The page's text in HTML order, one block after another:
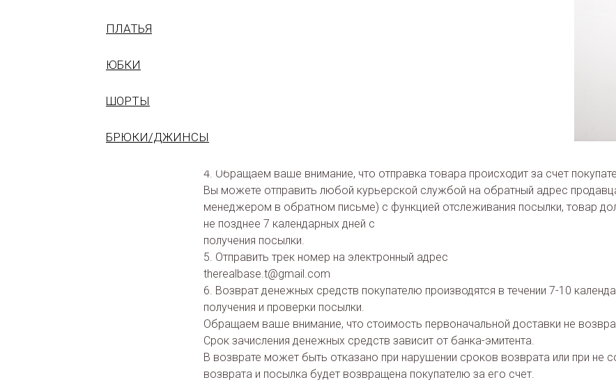
ПЛАТЬЯ
ЮБКИ
ШОРТЫ
БРЮКИ/ДЖИНСЫ
Вы можете обменять или вернуть товар, который вам не подошёл в течении 7
Обращаем ваше внимание, что возврату принадлежит товар, который имеет
покупки, не имеет следов носки, косметикам и повреждения, имеет фабричные
2.
4. Обращаем ваше внимание, что отправка товара происходит за счёт
Вы можете отправить любой курьерской службой на обратный адрес
менеджером в обратном письме) с функцией отслеживания посылки, товар
не позднее 7 календарных дней с
получения посылки.
5. Отправить трек номер на электронный адрес
therealbase.t@gmail.com
6. Возврат денежных средств покупателю производятся в течении 7-10
получения и проверки посылки.
Обращаем ваше внимание, что стоимость первоначальной доставки не
Срок зачисления денежных средств зависит от банка-эмитента.
В возврате может быть отказано при нарушении сроков возврата или при не
возврата и посылка будет возвращена покупателю за его счет.